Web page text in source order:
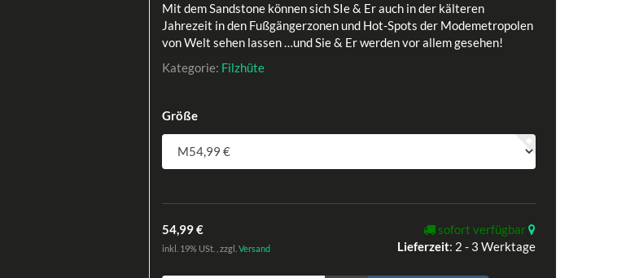
Mit dem Sandstone können sich SIe & Er auch in der kälteren
Jahrezeit in den Fußgängerzonen und Hot-Spots der Modemetropolen
von Welt sehen lassen …und Sie & Er werden vor allem gesehen!
Kategorie: Filzhüte
Größe
54,99 €
inkl. 19% USt. , zzgl. Versand
sofort verfügbar
Lieferzeit: 2 - 3 Werktage